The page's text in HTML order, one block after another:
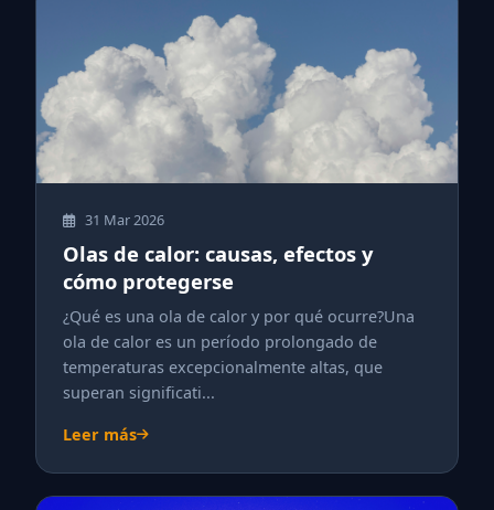
31 Mar 2026
Olas de calor: causas, efectos y
cómo protegerse
¿Qué es una ola de calor y por qué ocurre?Una
ola de calor es un período prolongado de
temperaturas excepcionalmente altas, que
superan significati...
Leer más